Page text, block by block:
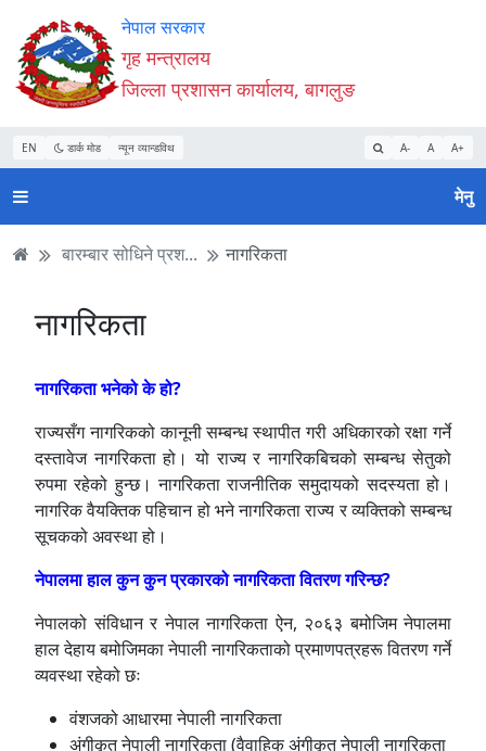
Accessibility
Mode
सुरु
गर्नुहोस्
सामाग्री
पढ्नुहाेस्
नेभिगेसन
पढ्नुहाेस्
वेबसाइट
खोजमा
जानुहोस्
नेपाल सरकार
गृह मन्त्रालय
जिल्ला प्रशासन कार्यालय, बागलुङ
EN डार्क मोड न्यून व्यान्डविथ A- A A+
मेनु
बारम्बार सोधिने प्रश... नागरिकता
नागरिकता
नागरिकता भनेको के हो?
राज्यसँग नागरिकको कानूनी सम्बन्ध स्थापीत गरी अधिकारको रक्षा गर्ने
दस्तावेज नागरिकता हो। यो राज्य र नागरिकबिचको सम्बन्ध सेतुको
रुपमा रहेको हुन्छ। नागरिकता राजनीतिक समुदायको सदस्यता हो।
नागरिक वैयक्तिक पहिचान हो भने नागरिकता राज्य र व्यक्तिको सम्बन्ध
सूचकको अवस्था हो।
नेपालमा हाल कुन कुन प्रकारको नागरिकता वितरण गरिन्छ?
नेपालको संविधान र नेपाल नागरिकता ऐन, २०६३ बमोजिम नेपालमा
हाल देहाय बमोजिमका नेपाली नागरिकताको प्रमाणपत्रहरू वितरण गर्ने
व्यवस्था रहेको छः
वंशजको आधारमा नेपाली नागरिकता
अंगीकृत नेपाली नागरिकता (वैवाहिक अंगीकृत नेपाली नागरिकता